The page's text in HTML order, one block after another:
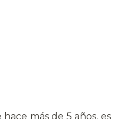
más de 5 años, es